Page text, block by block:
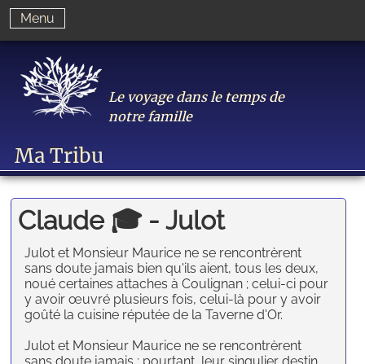
Ma Tribu
Le voyage dans le temps de
notre famille
Menu
Claude 🎓 - Julot
Julot et Monsieur Maurice ne se rencontrèrent
sans doute jamais bien qu'ils aient, tous les deux,
noué certaines attaches à Coulignan ; celui-ci pour
y avoir œuvré plusieurs fois, celui-là pour y avoir
goûté la cuisine réputée de la Taverne d'Or.
Julot et Monsieur Maurice ne se rencontrèrent